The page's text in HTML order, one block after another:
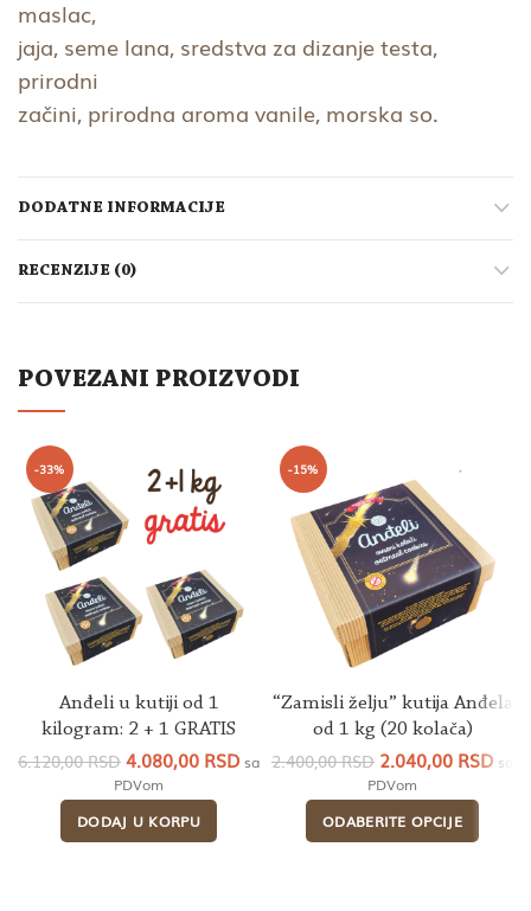
maslac,
jaja, seme lana, sredstva za dizanje testa,
prirodni
začini, prirodna aroma vanile, morska so.
DODATNE INFORMACIJE
RECENZIJE (0)
POVEZANI PROIZVODI
-33%
Anđeli u kutiji od 1
kilogram: 2 + 1 GRATIS
6.120,00RSD Originalna
cena
je
bila:
6.120,00 RSD.
4.080,00 RSDTrenutna
4.080,00 RSD.
sa
PDVom
DODAJ U KORPU
-15%
“Zamisli želju” kutija Anđela
od 1 kg (20 kolača)
2.400,00RSD Originalna
cena
je
bila:
2.400,00 RSD.
2.040,00 RSD sa
PDVom
ODABERITE OPCIJE